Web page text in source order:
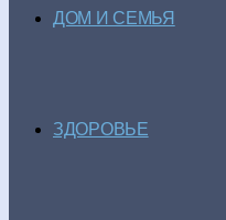
ДОМ И СЕМЬЯ
ЗДОРОВЬЕ